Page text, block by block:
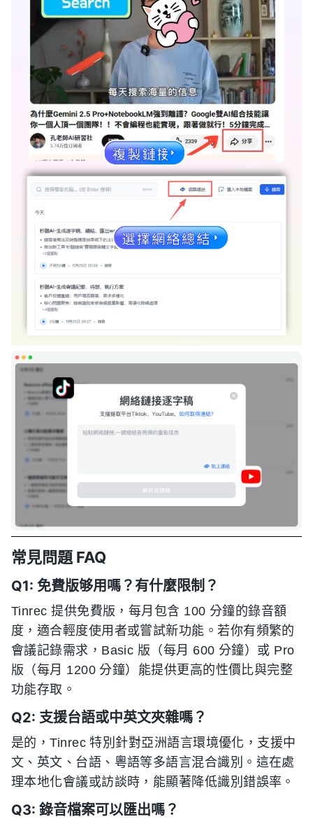
常見問題 FAQ
Q1: 免費版够用嗎？有什麼限制？
Tinrec 提供免費版，每月包含 100 分鐘的錄音額
度，適合輕度使用者或嘗試新功能。若你有頻繁的
會議記錄需求，Basic 版（每月 600 分鐘）或 Pro
版（每月 1200 分鐘）能提供更高的性價比與完整
功能存取。
Q2: 支援台語或中英文夾雜嗎？
是的，Tinrec 特別針對亞洲語言環境優化，支援中
文、英文、台語、粵語等多語言混合識別。這在處
理本地化會議或訪談時，能顯著降低識別錯誤率。
Q3: 錄音檔案可以匯出嗎？